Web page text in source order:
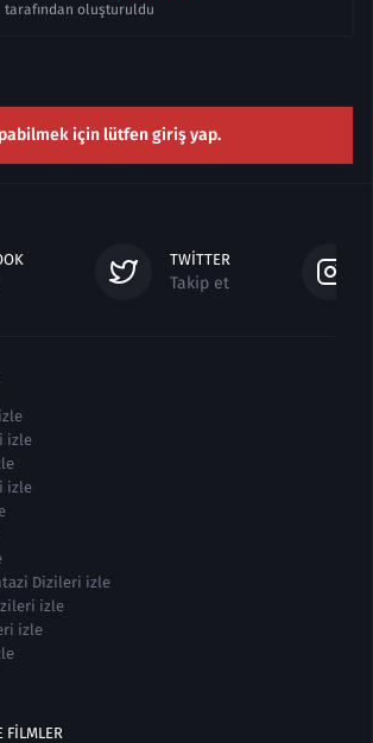
tarafından oluşturuldu
için lütfen giriş yap.
TWITTER
Takip et
izle
izle
Dizileri izle
izle
izle
FILMLER